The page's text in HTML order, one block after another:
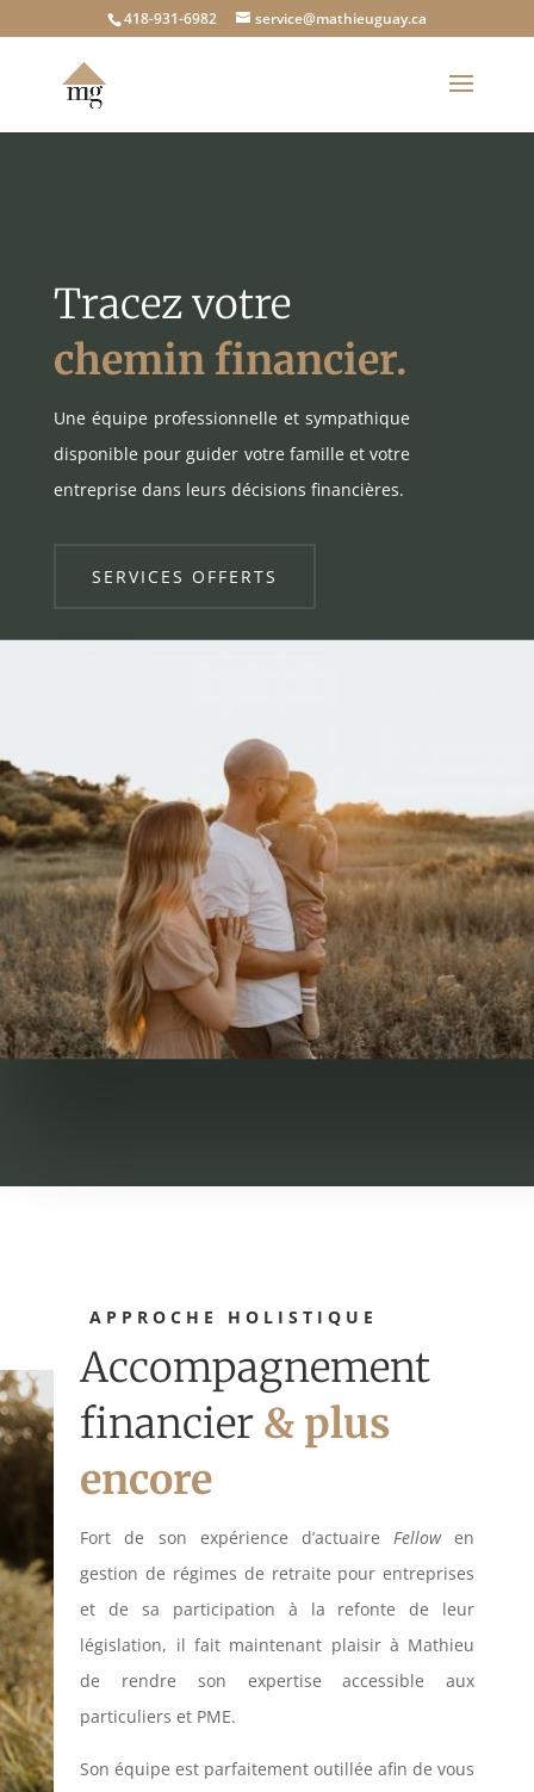
418-931-6982 service@mathieuguay.ca
Tracez votre
chemin financier.
Une équipe professionnelle et sympathique
disponible pour guider votre famille et votre
entreprise dans leurs décisions financières.
SERVICES OFFERTS
APPROCHE HOLISTIQUE
Accompagnement
financier & plus
encore
Fort de son expérience d’actuaireFellowen
gestion de régimes de retraite pour entreprises
et de sa participation à la refonte de leur
législation, il fait maintenant plaisir à Mathieu
de rendre son expertise accessible aux
particuliers et PME.
Son équipe est parfaitement outillée afin de vous